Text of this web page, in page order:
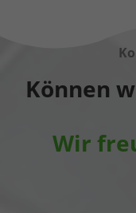
Können
Wir